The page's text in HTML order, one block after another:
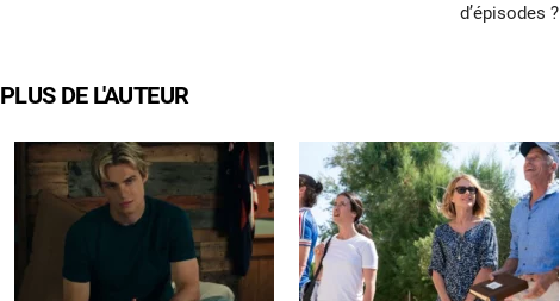
d’épisodes ?
PLUS DE L'AUTEUR